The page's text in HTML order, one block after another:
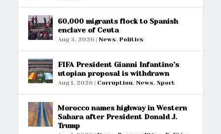
60,000 migrants flock to Spanish
enclave of Ceuta
Aug 3, 2026 |News,Politics
FIFA President Gianni Infantino’s
utopian proposal is withdrawn
Aug 1, 2026 | Corruption,News, Sport
Morocco names highway in Western
Sahara after President Donald J.
Trump